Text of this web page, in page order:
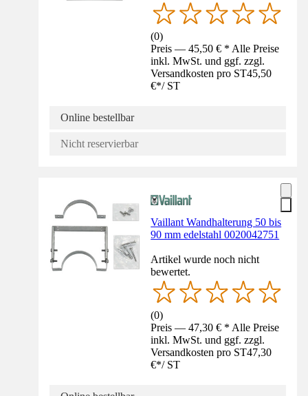
(0)
Preis — 45,50 € * Alle Preise
inkl. MwSt. und ggf. zzgl.
Versandkosten pro ST45,50
€*/ ST
Online bestellbar
Nicht reservierbar
Vaillant Wandhalterung 50 bis
90 mm edelstahl 0020042751
Artikel wurde noch nicht
bewertet.
(0)
Preis — 47,30 € * Alle Preise
inkl. MwSt. und ggf. zzgl.
Versandkosten pro ST47,30
€*/ ST